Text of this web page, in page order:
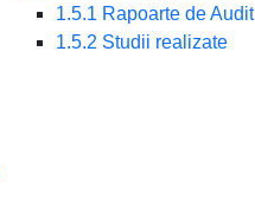
1.5.1 Rapoarte de Audit
1.5.2 Studii realizate